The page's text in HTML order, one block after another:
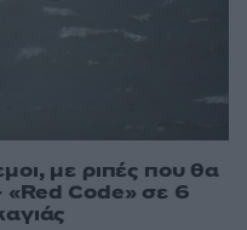
με ριπές που θα
Code» σε 6